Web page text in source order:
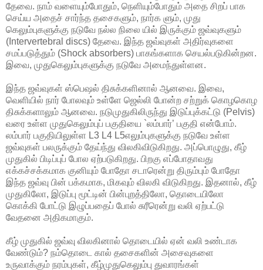
தேவை. நாம் வளையும்போதும், நெளியும்போதும் அதை சிறப் பாக
செய்ய அதைச் சார்ந்த தசைகளும், நார்க ளும், முது
கெலும்புகளுக்கு நடுவே நல்ல நிலை யில் இருக்கும் ஜவ்வுகளும்
(Intervertebral discs) தேவை. இந்த ஜவ்வுகள் அதிர்வுகளை
சமப்படுத்தும் (Shock absorbers) பாகங்களாக செயல்படுகின்றன.
இவை, முதுகெலும்புகளுக்கு நடுவே அமைந்துள்ளன.
இந்த ஜவ்வுகள் ஸ்பெஷல் திசுக்களினால் ஆனவை. இவை,
வெளியில் நார் போலவும் உள்ளே ஜெல்லி போன்ற சற்றுக் கொழகொழ
திசுக்களாலும் ஆனவை. நடுமுதுகிலிருந்து இடுப்புக்கட்டு (Pelvis)
வரை உள்ள முதுகெலும்புப் பகுதியை `லம்பார்’ பகுதி என்போம்.
லம்பார் பகுதியிலுள்ள L3 L4 L5எலும்புகளுக்கு நடுவே உள்ள
ஜவ்வுகள் பலருக்கும் தேய்ந்து விலகிவிடுகிறது. அப்பொழுது, கீழ்
முதுகில் பிடிப்புப் போல ஏற்படுகிறது. பிறகு எப்போதாவது
எக்கச்சக்கமாக குனியும் போதோ சடாரென்று திரும்பும் போதோ
இந்த ஜவ்வு பின் பக்கமாக, மிகவும் விலகி விடுகிறது. இதனால், கீழ்
முதுகிலோ, இடுப்பு மூட்டின் பின்புறத்திலோ, தொடையிலோ
கொக்கி போட்டு இழுப்பதைப் போல் சுரீரென்று வலி ஏற்பட்டு
வேதனை அதிகமாகும்.
கீழ் முதுகில் ஜவ்வு விலகினால் தொடையில் ஏன் வலி உண்டாக
வேண்டும்? நம்தொடை கால் தசைகளின் அசைவுகளை
உருவாக்கும் நரம்புகள், கீழ்முதுகெலும்பு துவாரங்கள்